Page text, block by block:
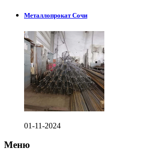
Металлопрокат Сочи
01-11-2024
Меню